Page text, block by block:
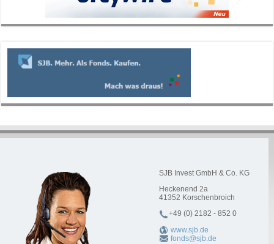
SJB Invest GmbH & Co. KG
Heckenend 2a
41352 Korschenbroich
+49 (0) 2182 - 852 0
www.sjb.de
fonds@sjb.de